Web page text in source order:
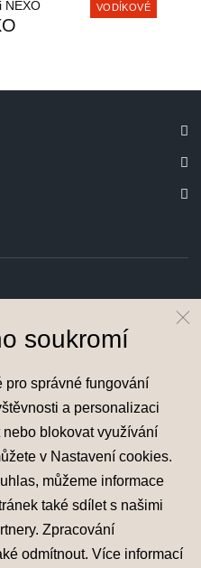
VODÍKOVÉ
800 800 900
19167, IČ 26000563
cookies
soukromí
pro správné fungování
a personalizaci
blokovat využívání
v Nastavení cookies.
můžeme informace
také sdílet s našimi
Zpracování
odmítnout. Více informací